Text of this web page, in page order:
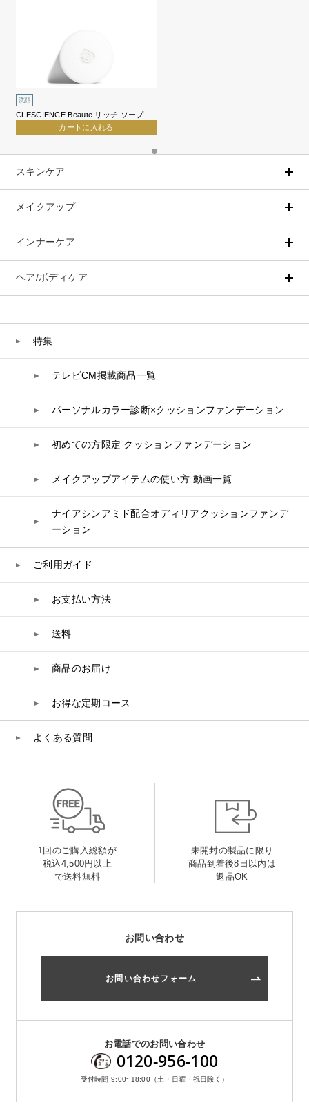
洗顔
CLESCIENCE Beaute リッチ ソープ
カートに入れる
スキンケア
アイテムから探す
化粧水
美容液
オールインワン
リップケア
トラベルセット
スペシャルケア
CLÉSCIENCE Beauté
STEFANY AGING
BIVABOO（ビバブー）
メイクアップ
ベースメイク
UVケア
インナーケア
成分別で探す
乳酸菌
コラーゲン
高麗人参
コエンザイム
白神秘境活性水
ヘルスサポート
ヘア/ボディケア
スカルプケア
シャンプー
トリートメント
ボディソープ
特集
テレビCM掲載商品一覧
パーソナルカラー診断×クッションファンデーション
初めての方限定 クッションファンデーション
メイクアップアイテムの使い方 動画一覧
ナイアシンアミド配合オディリアクッションファンデ
ーション
ご利用ガイド
お支払い方法
送料
商品のお届け
お得な定期コース
よくある質問
1回のご購入総額が
税込4,500円以上
で送料無料
未開封の製品に限り
商品到着後8日以内は
返品OK
お問い合わせ
お問い合わせフォーム
お電話でのお問い合わせ
0120-956-100
受付時間 9:00~18:00（土・日曜・祝日除く）